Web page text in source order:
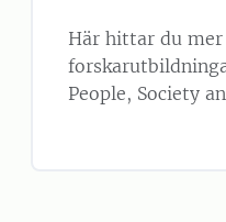
Här hittar du
People, Society